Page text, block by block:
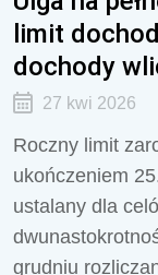
limit
dochody
27 kwi 2026
Roczny limit
ukończeniem
ustalany dla
grudniu